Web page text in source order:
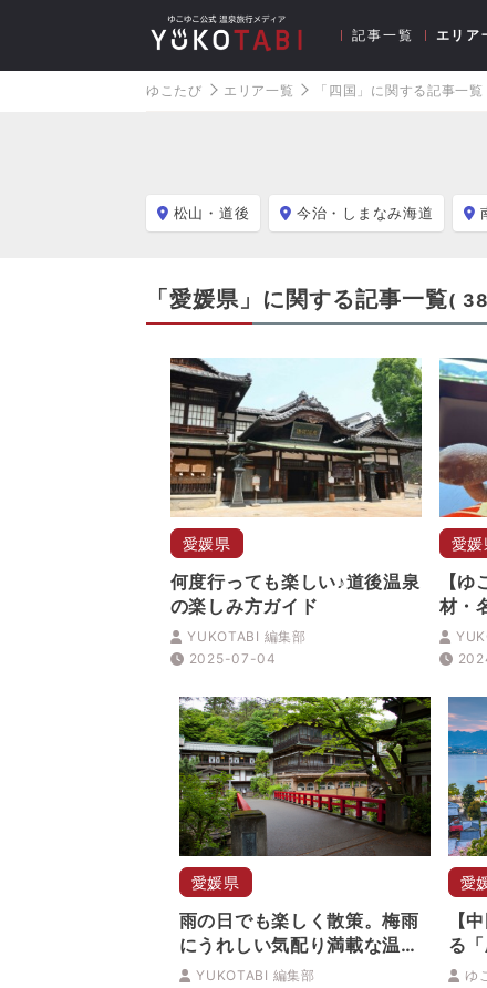
記事一覧 エリア
ゆこたび エリア一覧 「四国」に関する記事一覧
松山・道後 今治・しまなみ海道
「愛媛県」に関する記事一覧( 38
愛媛県
何度行っても楽しい♪道後温泉
の楽しみ方ガイド
YUKOTABI 編集部
2025-07-04
愛媛
【
材・
愛媛県
雨の日でも楽しく散策。梅雨
にうれしい気配り満載な温泉
街はココ！
YUKOTABI 編集部
愛
【
る
ポッ
ゆ